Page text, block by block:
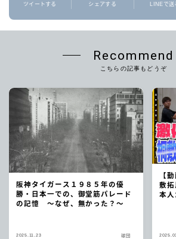
ツイートする シェアする LINEで送
Recommend
こちらの記事もどうぞ
阪神タイガース１９８５年の優
勝・日本一での、御堂筋パレード
の記憶 〜なぜ、無かった？〜
2025.11.23 球団
【
敷
本人